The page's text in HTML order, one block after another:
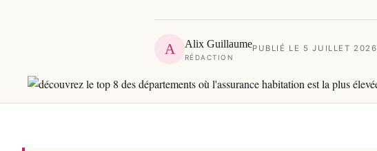
A Alix Guillaume
RÉDACTION
PUBLIÉ LE 5 JUILLET 2026